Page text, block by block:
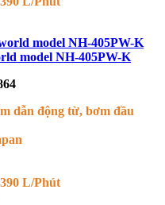
model NH-405PW-K
dẫn động từ, bơm đầu
L/Phút